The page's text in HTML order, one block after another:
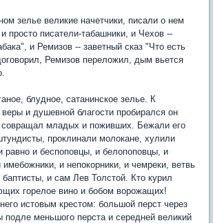
зелье великие начетчики, писали о нем
просто писатели-табашники, и Чехов --
и Ремизов -- заветный сказ "Что есть
Ремизов переложил, дым вьется
блудное, сатанинское зелье. К
и душевной благости пробирался он
совращал младых и поживших. Бежали его
проклинали молокане, хулили
равно и беспоповцы, и белопоповцы, и
и непокорники, и чемреки, ветвь
и сам Лев Толстой. Кто курил
горелое вино и бобом ворожащих!
истовым крестом: большой перст через
подле меньшого перста и середней великий